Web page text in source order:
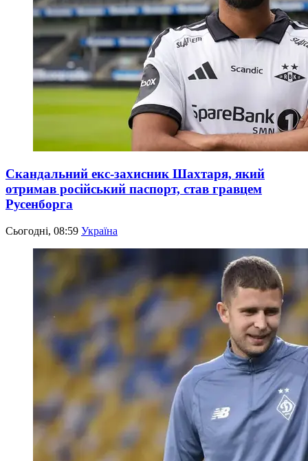
Скандальний екс-захисник Шахтаря, який
отримав російський паспорт, став гравцем
Русенборга
Сьогодні, 08:59 Україна